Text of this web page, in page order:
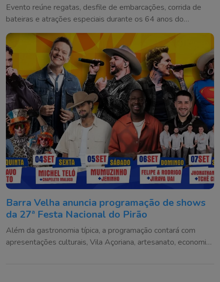
Evento reúne regatas, desfile de embarcações, corrida de
bateiras e atrações especiais durante os 64 anos do
município
Barra Velha anuncia programação de shows
da 27ª Festa Nacional do Pirão
Além da gastronomia típica, a programação contará com
apresentações culturais, Vila Açoriana, artesanato, economia